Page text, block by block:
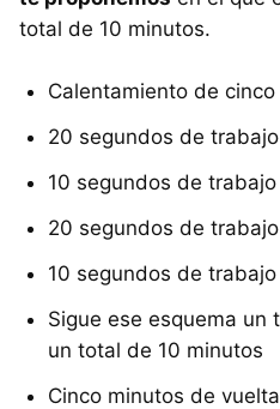
total de 10 minutos.
Calentamiento de
20 segundos de trabajo
10 segundos de trabajo
20 segundos de trabajo
10 segundos de trabajo
Sigue ese esquema
un total de 10 minutos
Cinco minutos de